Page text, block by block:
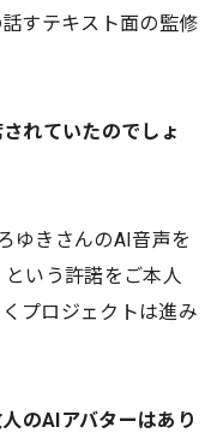
すテキスト面の監修
されていたのでしょ
ゆきさんのAI音声を
いう許諾をご本人
プロジェクトは進み
人のAIアバターはあり